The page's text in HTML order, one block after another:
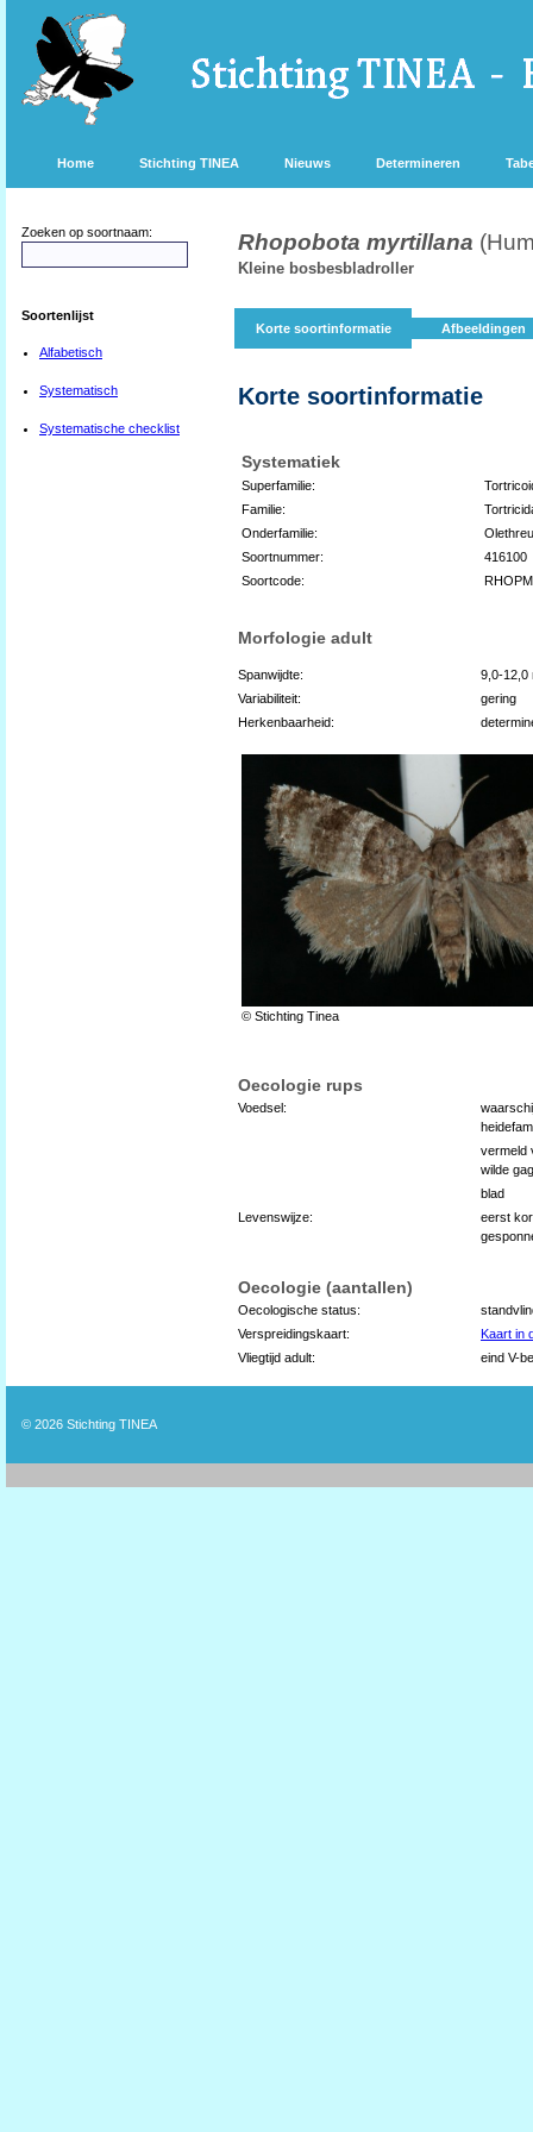
Home Stichting TINEA Nieuws Determineren
Zoeken op soortnaam:
Soortenlijst
Alfabetisch
Systematisch
Systematische checklist
Rhopobota myrtillana
Kleine bosbesbladroller
Korte soortinformatie Afbeeldingen
Korte soortinformatie
Systematiek
Superfamilie:
Familie:
Onderfamilie:
Soortnummer:
416100
Soortcode:
Morfologie adult
Spanwijdte:
9,0-12,0
Variabiliteit:
gering
Herkenbaarheid:
© Stichting Tinea
Oecologie rups
Voedsel:
vermeld
wilde
blad
Levenswijze:
eerst
Oecologie (aantallen)
Oecologische status:
Verspreidingskaart:
Kaart in
Vliegtijd adult:
eind V-
© 2026 Stichting TINEA